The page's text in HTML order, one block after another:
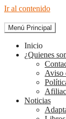
Ir al contenido
The
Menú Principal
Inicio
¿Quienes
Aviso
Noticias